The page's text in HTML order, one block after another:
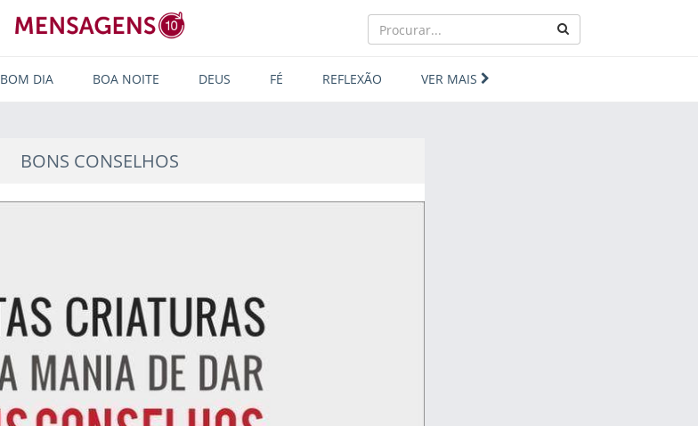
BOM DIA BOA NOITE DEUS FÉ REFLEXÃO VER MAIS
BONS CONSELHOS